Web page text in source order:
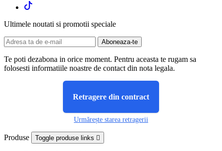
Ultimele noutati si promotii speciale
Te poti dezabona in orice moment. Pentru aceasta te rugam sa
folosesti informatiile noastre de contact din nota legala.
Retragere din contract
Urmărește starea retragerii
Produse Toggle produse links 